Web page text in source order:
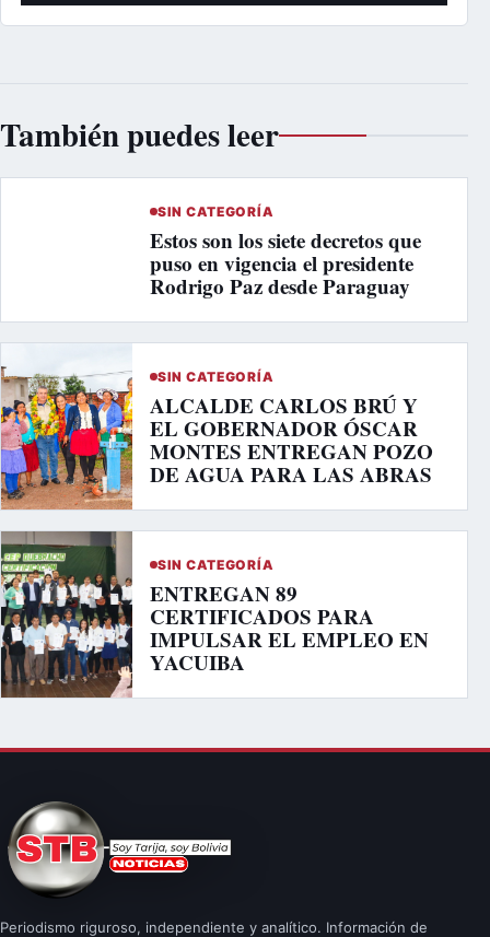
También puedes leer
SIN CATEGORÍA
Estos son los siete decretos que
puso en vigencia el presidente
Rodrigo Paz desde Paraguay
SIN CATEGORÍA
ALCALDE CARLOS BRÚ Y
EL GOBERNADOR ÓSCAR
MONTES ENTREGAN POZO
DE AGUA PARA LAS ABRAS
SIN CATEGORÍA
ENTREGAN 89
CERTIFICADOS PARA
IMPULSAR EL EMPLEO EN
YACUIBA
Periodismo riguroso, independiente y analítico. Información de